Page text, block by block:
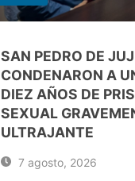
SAN PEDRO DE
CONDENARON A
DIEZ AÑOS DE
SEXUAL
ULTRAJANTE
7 agosto, 2026